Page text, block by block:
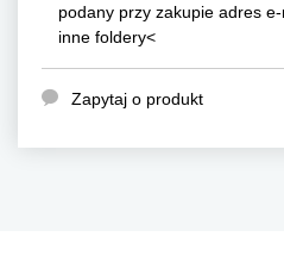
podany przy zakupie adres
inne foldery<
Zapytaj o produkt